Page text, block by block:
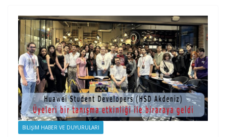
BILIŞIM HABER VE DUYURULARI